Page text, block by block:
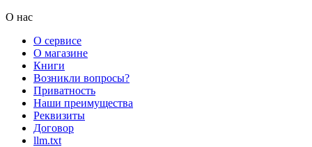
О нас
О сервисе
О магазине
Книги
Возникли вопросы?
Приватность
Наши преимущества
Реквизиты
Договор
llm.txt